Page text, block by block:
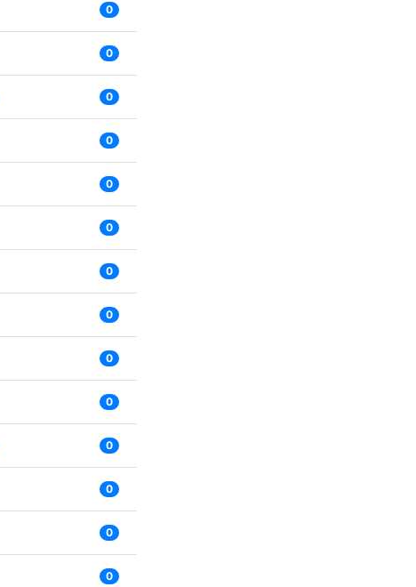
0
0
0
0
0
0
0
0
0
0
0
0
0
0